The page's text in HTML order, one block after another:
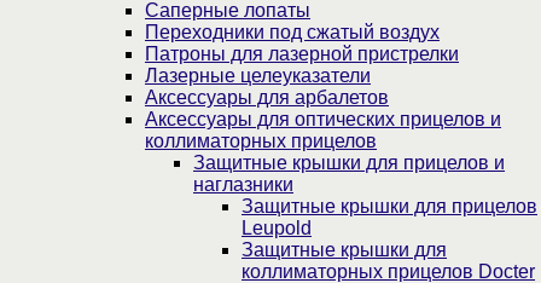
Саперные лопаты
Переходники под сжатый воздух
Патроны для лазерной пристрелки
Лазерные целеуказатели
Аксессуары для арбалетов
Аксессуары для оптических прицелов и
коллиматорных прицелов
Защитные крышки для прицелов и
наглазники
Защитные крышки для прицелов
Leupold
Защитные крышки для
коллиматорных прицелов Docter